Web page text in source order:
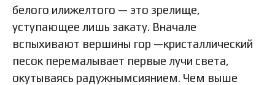
белого илижелтого — это зрелище,
уступающее лишь закату. Вначале
вспыхивают вершины гор —кристаллический
песок перемалывает первые лучи света,
окутываясь радужнымсиянием. Чем выше